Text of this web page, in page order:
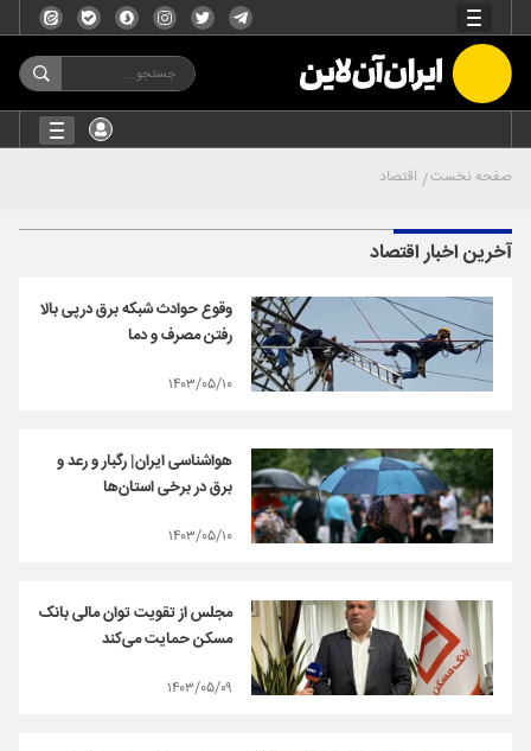
صفحه نخست اقتصاد
آخرین اخبار اقتصاد
وقوع حوادث شبکه برق درپی بالا
رفتن مصرف و دما
۱۴۰۳/۰۵/۱۰
هواشناسی ایران| رگبار و رعد و
برق در برخی استان‌ها
۱۴۰۳/۰۵/۱۰
مجلس از تقویت توان مالی بانک
مسکن حمایت می‌کند
۱۴۰۳/۰۵/۰۹